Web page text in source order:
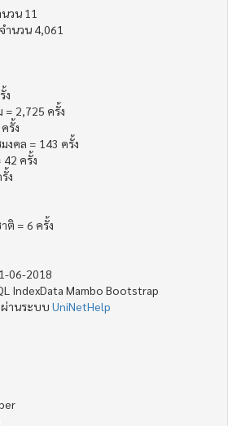
วน 11
ำนวน 4,061
ง
= 2,725 ครั้ง
รั้ง
งคล = 143 ครั้ง
ครั้ง
ง
ติ = 6 ครั้ง
06-2018
IndexData Mambo Bootstrap
านระบบ UniNetHelp